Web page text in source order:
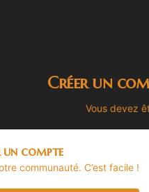
Créer un
Vous devez
un compte
communauté. C’est facile !